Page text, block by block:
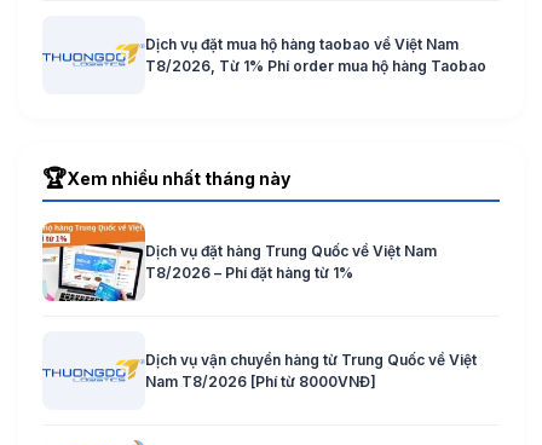
Dịch vụ đặt mua hộ hàng taobao về Việt Nam
T8/2026, Từ 1% Phí order mua hộ hàng Taobao
🏆Xem nhiều nhất tháng này
Dịch vụ đặt hàng Trung Quốc về Việt Nam
T8/2026 – Phí đặt hàng từ 1%
Dịch vụ vận chuyển hàng từ Trung Quốc về Việt
Nam T8/2026 [Phí từ 8000VNĐ]